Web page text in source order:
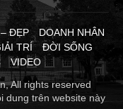
ĐẸP
DOANH NHÂN
TRÍ
ĐỜI SỐNG
VIDEO
All rights reserved
dung trên website này